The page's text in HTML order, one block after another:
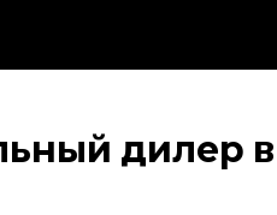
дилер в